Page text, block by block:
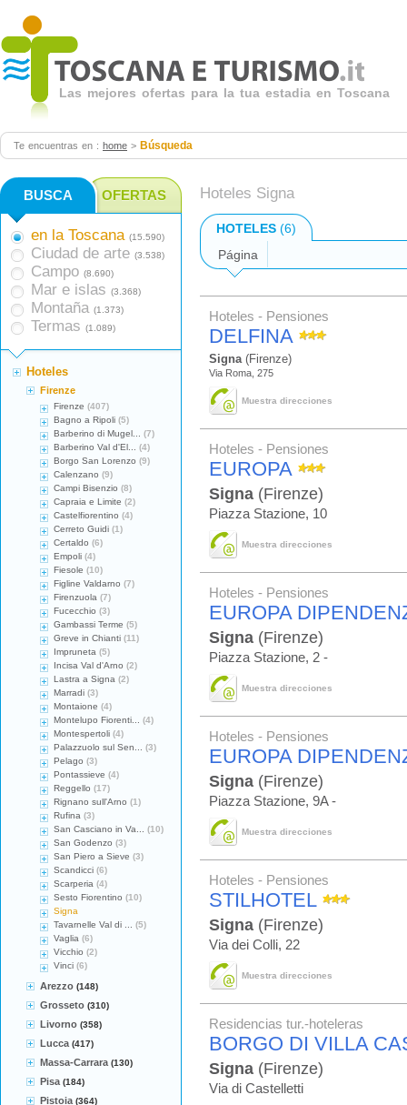
Las mejores ofertas para la tua estadia en Toscana
Te encuentras en : home > Búsqueda
Hoteles Signa
HOTELES (6)
Página
Hoteles - Pensiones
DELFINA
Signa(Firenze)
Via Roma, 275
Muestra direcciones
Hoteles - Pensiones
EUROPA
Signa (Firenze)
Piazza Stazione, 10
Muestra direcciones
Hoteles - Pensiones
EUROPA
Signa (Firenze)
Piazza Stazione, 2 -
Muestra direcciones
Hoteles - Pensiones
EUROPA
Signa (Firenze)
Piazza Stazione, 9A -
Muestra direcciones
Hoteles - Pensiones
STILHOTEL
Signa (Firenze)
Via dei Colli, 22
Muestra direcciones
Residencias tur.-hoteleras
BORGO DI VILLA
Signa (Firenze)
Via di Castelletti
BUSCA OFERTAS
en la Toscana (15.590)
Ciudad de arte (3.538)
Campo (8.690)
Mar e islas (3.368)
Montaña (1.373)
Termas (1.089)
Hoteles
Firenze
Firenze (407)
Bagno a Ripoli (5)
Barberino di Mugel...
(7)
Barberino Val d'El...
(4)
Borgo San Lorenzo (9)
Calenzano (9)
Campi Bisenzio (8)
Capraia e Limite (2)
Castelfiorentino (4)
Cerreto Guidi (1)
Certaldo (6)
Empoli (4)
Fiesole (10)
Figline Valdarno (7)
Firenzuola (7)
Fucecchio (3)
Gambassi Terme (5)
Greve in Chianti (11)
Impruneta (5)
Incisa Val d'Arno (2)
Lastra a Signa (2)
Marradi (3)
Montaione (4)
Montelupo Fiorenti...
(4)
Montespertoli (4)
Palazzuolo sul Sen...
(3)
Pelago (3)
Pontassieve (4)
Reggello (17)
Rignano sull'Arno (1)
Rufina (3)
San Casciano in Va...
(10)
San Godenzo (3)
San Piero a Sieve (3)
Scandicci (6)
Scarperia (4)
Sesto Fiorentino (10)
Signa
Tavarnelle Val di ...
(5)
Vaglia (6)
Vicchio (2)
Vinci (6)
Arezzo (148)
Grosseto (310)
Livorno (358)
Lucca (417)
Massa-Carrara (130)
Pisa (184)
Pistoia (364)